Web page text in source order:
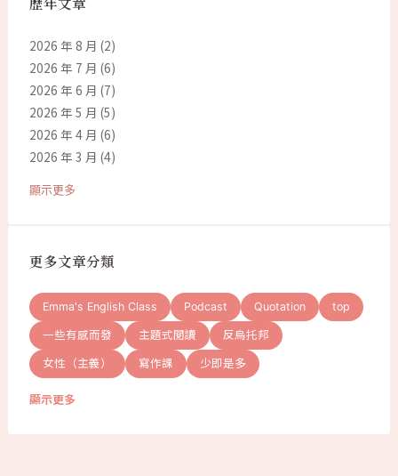
2026 年 8 月 (2)
2026 年 7 月 (6)
2026 年 6 月 (7)
2026 年 5 月 (5)
2026 年 4 月 (6)
2026 年 3 月 (4)
顯示更多
更多文章分類
Emma's English Class Podcast Quotation top
一些有感而發 主題式閱讀 反烏托邦
女性（主義） 寫作課 少即是多
顯示更多